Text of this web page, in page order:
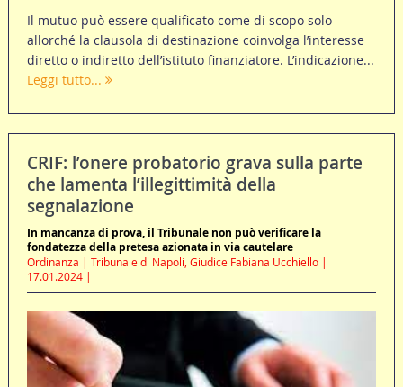
Il mutuo può essere qualificato come di scopo solo
allorché la clausola di destinazione coinvolga l’interesse
diretto o indiretto dell’istituto finanziatore. L’indicazione...
Leggi tutto...
CRIF: l’onere probatorio grava sulla parte
che lamenta l’illegittimità della
segnalazione
In mancanza di prova, il Tribunale non può verificare la
fondatezza della pretesa azionata in via cautelare
Ordinanza | Tribunale di Napoli, Giudice Fabiana Ucchiello |
17.01.2024 |